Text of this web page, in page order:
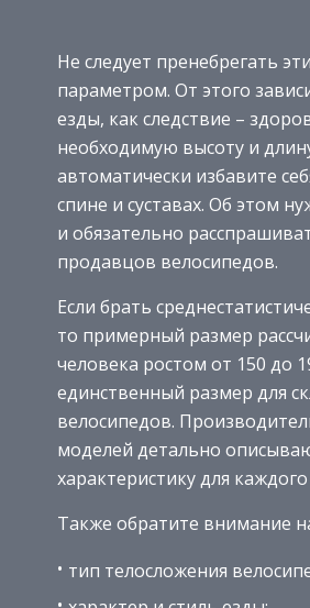
Не следует пренебрегать
параметром. От этого
езды, как следствие –
необходимую высоту и
автоматически избавите
спине и суставах. Об этом
и обязательно
продавцов велосипедов.
Если брать
то примерный размер
человека ростом от 150 до
единственный размер для
велосипедов.
моделей детально
характеристику для
Также обратите внимание
тип телосложения